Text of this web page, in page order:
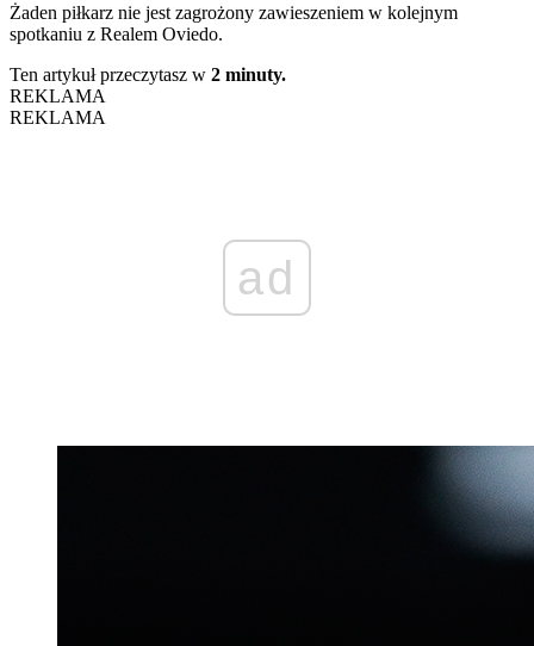
Żaden piłkarz nie jest zagrożony zawieszeniem w kolejnym
spotkaniu z Realem Oviedo.
Ten artykuł przeczytasz w 2 minuty.
REKLAMA
REKLAMA
ad